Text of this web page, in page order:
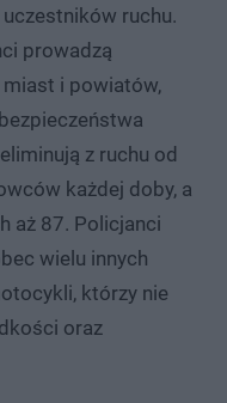
ruchu.
prowadzą
miast i powiatów,
z ruchu od
każdej doby, a
aż 87. Policjanci
wielu innych
którzy nie
oraz